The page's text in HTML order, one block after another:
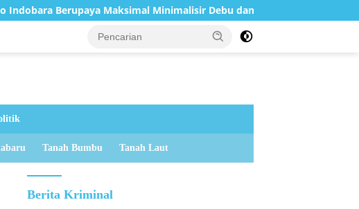
Maksimal Minimalisir Debu dan Perketat Penyiraman Air di
Tanah Bumbu Tanah Laut
Berita Kriminal